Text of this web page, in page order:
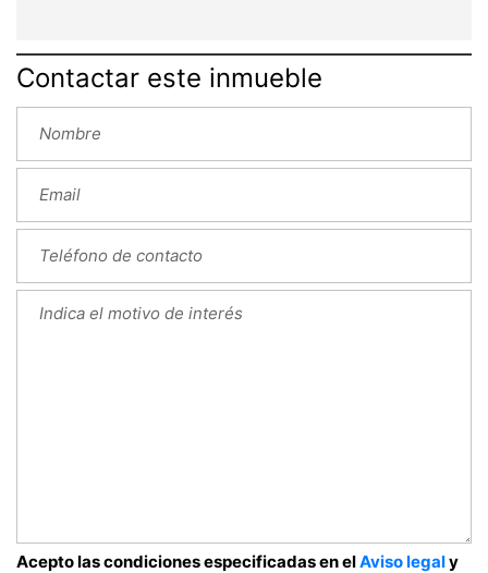
Contactar este inmueble
Acepto las condiciones especificadas en elAviso legaly